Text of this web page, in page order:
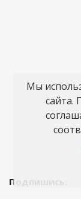
Подпишись:
Мы
сайта.